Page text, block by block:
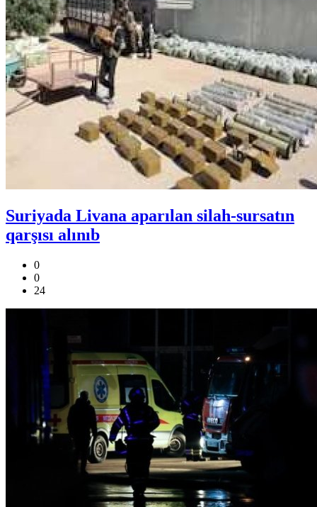
Suriyada Livana aparılan silah-sursatın
qarşısı alınıb
0
0
24